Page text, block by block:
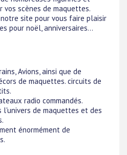
scènes de maquettes.
site pour vous faire plaisir
pour noël, anniversaires...
Avions, ainsi que de
de maquettes. circuits de
radio commandés.
l'univers de maquettes et des
énormément de